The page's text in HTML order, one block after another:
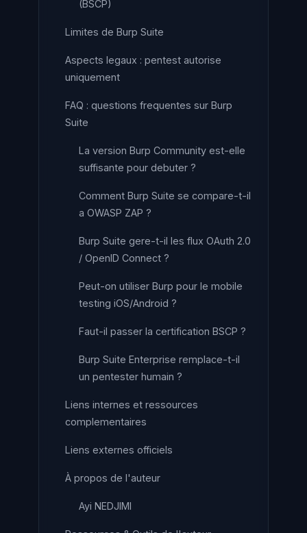
(BSCP)
Limites de Burp Suite
Aspects legaux : pentest autorise
uniquement
FAQ : questions frequentes sur Burp
Suite
La version Burp Community est-elle
suffisante pour debuter ?
Comment Burp Suite se compare-t-il
a OWASP ZAP ?
Burp Suite gere-t-il les flux OAuth 2.0
/ OpenID Connect ?
Peut-on utiliser Burp pour le mobile
testing iOS/Android ?
Faut-il passer la certification BSCP ?
Burp Suite Enterprise remplace-t-il
un pentester humain ?
Liens internes et ressources
complementaires
Liens externes officiels
À propos de l'auteur
Ayi NEDJIMI